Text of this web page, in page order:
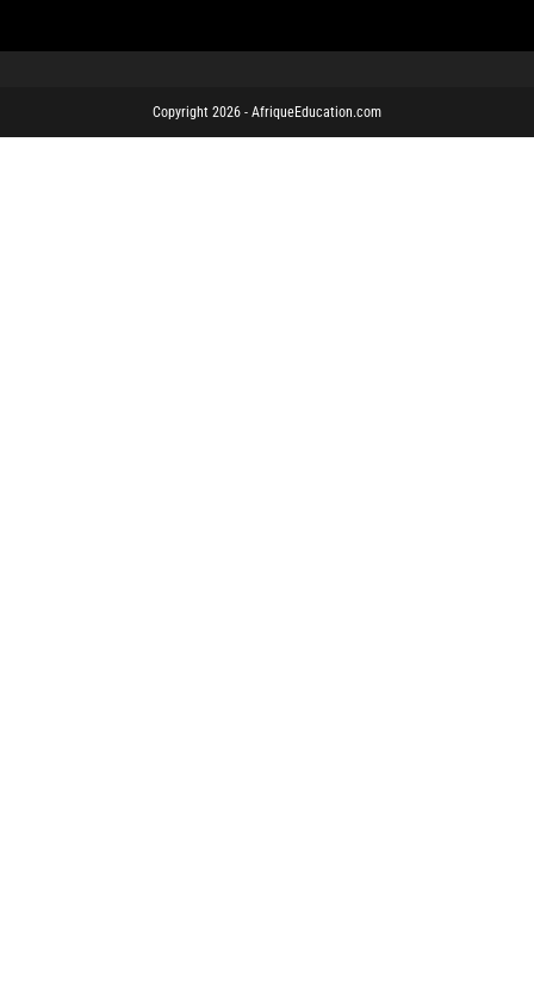
Copyright 2026 - AfriqueEducation.com